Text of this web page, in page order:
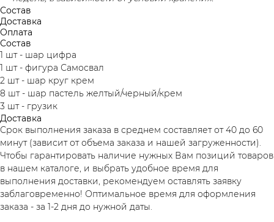
Состав
Доставка
Оплата
Состав
1 шт - шар цифра
1 шт - фигура Самосвал
2 шт - шар круг крем
8 шт - шар пастель желтый/черный/крем
3 шт - грузик
Доставка
Срок выполнения заказа в среднем составляет от 40 до 60
минут (зависит от объема заказа и нашей загруженности).
Чтобы гарантировать наличие нужных Вам позиций товаров
в нашем каталоге, и выбрать удобное время для
выполнения доставки, рекомендуем оставлять заявку
заблаговременно! Оптимальное время для оформления
заказа - за 1-2 дня до нужной даты.